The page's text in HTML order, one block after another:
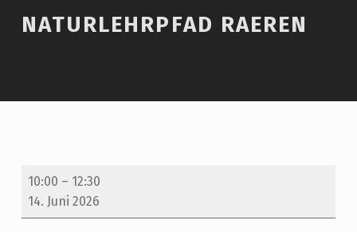
Introduction
NATURLEHRPFAD RAEREN
N
A
10:00 – 12:30
14. Juni 2026